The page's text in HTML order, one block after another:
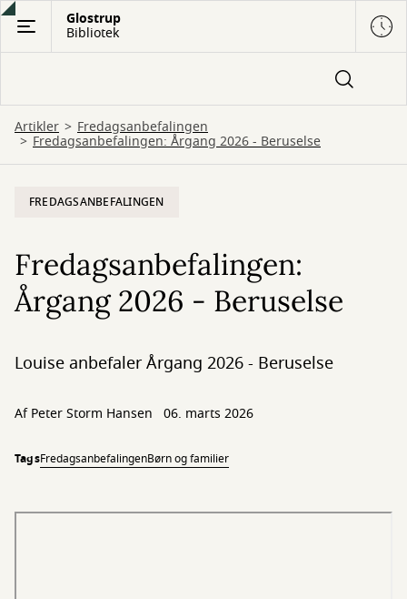
Gå
hovedindhold
Glostrup
Bibliotek
Artikler Fredagsanbefalingen
Fredagsanbefalingen: Årgang 2026 - Beruselse
FREDAGSANBEFALINGEN
Fredagsanbefalingen:
Årgang 2026 - Beruselse
Louise anbefaler Årgang 2026 - Beruselse
AfPeter Storm Hansen 06. marts 2026
TagsFredagsanbefalingenBørn og familier